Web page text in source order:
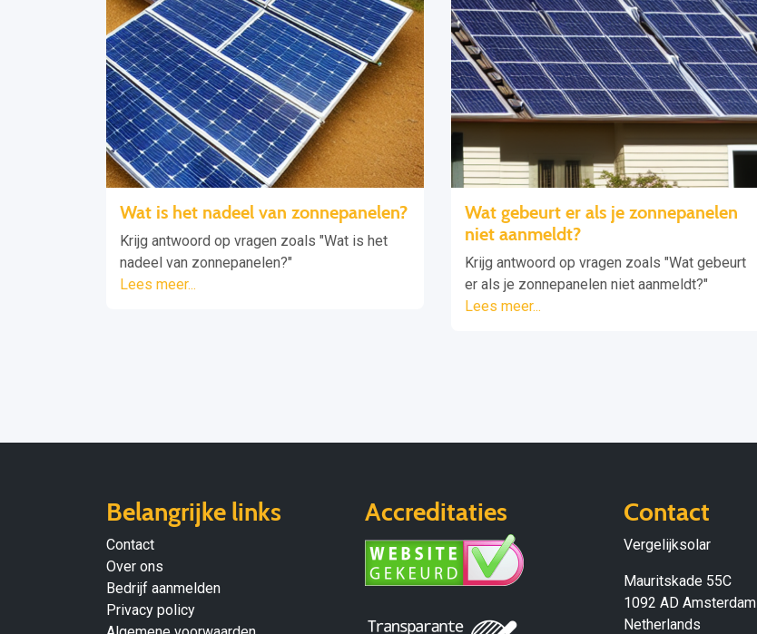
Wat is het nadeel van zonnepanelen?
Krijg antwoord op vragen zoals "Wat is het
nadeel van zonnepanelen?"
Lees meer...
Wat gebeurt er als je zonnepanelen
niet aanmeldt?
Krijg antwoord op vragen zoals "Wat gebeurt
er als je zonnepanelen niet aanmeldt?"
Lees meer...
Belangrijke links
Contact
Over ons
Bedrijf aanmelden
Privacy policy
Accreditaties Contact
Vergelijksolar
Mauritskade 55C
1092 AD Amsterdam
Netherlands